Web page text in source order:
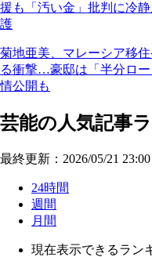
援も「汚い金」批判に冷
護
菊地亜美、マレーシア移
る衝撃…豪邸は「半分ロ
情公開も
芸能の人気記事
最終更新：2026/05/21 23:00
24時間
週間
月間
現在表示できるラン